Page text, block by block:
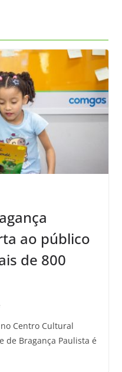
ao público
de 800
Centro Cultural
de Bragança Paulista é